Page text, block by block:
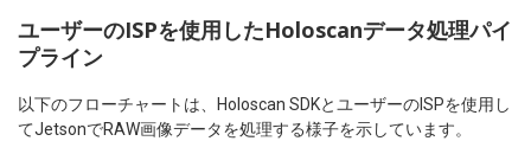
ユーザーのISPを使用したHoloscanデータ処理パイ
プライン
以下のフローチャートは、Holoscan SDKとユーザーのISPを使用し
てJetsonでRAW画像データを処理する様子を示しています。